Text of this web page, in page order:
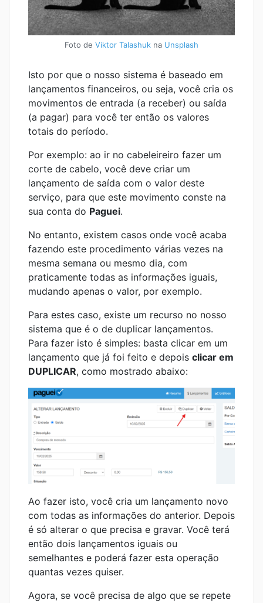
Foto de Viktor Talashuk na Unsplash
Isto por que o nosso sistema é baseado em
lançamentos financeiros, ou seja, você cria os
movimentos de entrada (a receber) ou saída
(a pagar) para você ter então os valores
totais do período.
Por exemplo: ao ir no cabeleireiro fazer um
corte de cabelo, você deve criar um
lançamento de saída com o valor deste
serviço, para que este movimento conste na
sua conta do Paguei.
No entanto, existem casos onde você acaba
fazendo este procedimento várias vezes na
mesma semana ou mesmo dia, com
praticamente todas as informações iguais,
mudando apenas o valor, por exemplo.
Para estes caso, existe um recurso no nosso
sistema que é o de duplicar lançamentos.
Para fazer isto é simples: basta clicar em um
lançamento que já foi feito e depois clicar em
DUPLICAR, como mostrado abaixo:
Ao fazer isto, você cria um lançamento novo
com todas as informações do anterior. Depois
é só alterar o que precisa e gravar. Você terá
então dois lançamentos iguais ou
semelhantes e poderá fazer esta operação
quantas vezes quiser.
Agora, se você precisa de algo que se repete